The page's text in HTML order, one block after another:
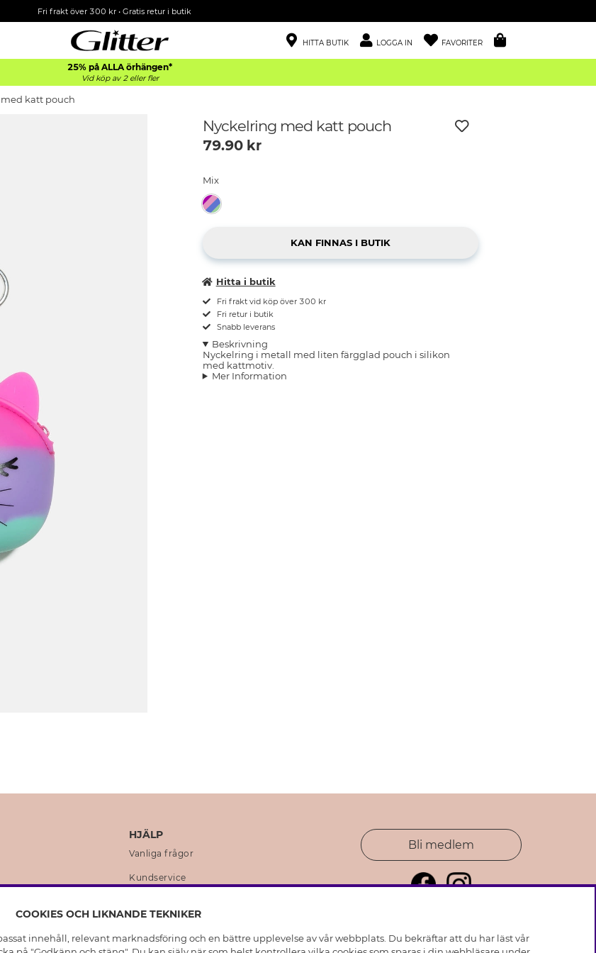
Fri frakt över 300 kr• Gratis retur i butik
HITTA BUTIK LOGGA IN FAVORITER
25% på ALLA örhängen*
Vid köp av 2 eller fler
katt pouch
Nyckelring med katt pouch
79.90kr
Mix
Hitta i butik
Fri frakt vid köp över 300 kr
Fri retur i butik
Snabb leverans
Beskrivning
Nyckelring i metall med liten färgglad pouch i silikon
med kattmotiv.
Mer Information
HJÄLP
Vanliga frågor
Kundservice
Skötselråd skinnhandskar
Bli medlem
COOKIES OCH LIKNANDE TEKNIKER
innehåll, relevant marknadsföring och en bättre upplevelse av vår webbplats. Du bekräftar att du har läst vår